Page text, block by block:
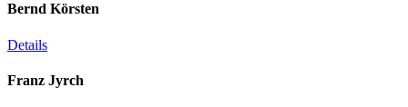
Bernd Körsten
Details
Franz Jyrch